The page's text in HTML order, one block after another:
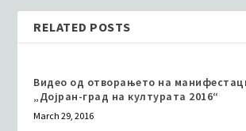
RELATED POSTS
Видео од отворањето на
„Дојран-град на културата 2016“
March 29, 2016